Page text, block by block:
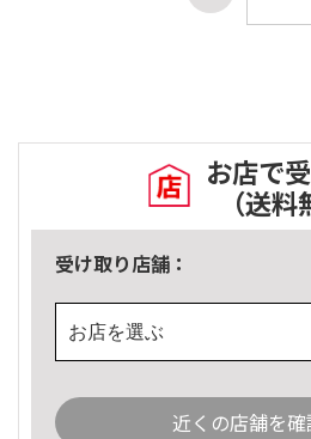
お店で
（送料
受け取り店舗：
お店を選ぶ
近くの店舗を確